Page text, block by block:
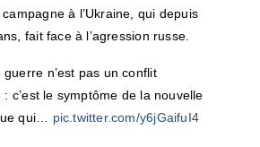
à l’Ukraine, qui depuis
fait face à l’agression russe.
n’est pas un conflit
c’est le symptôme de la nouvelle
qui… pic.twitter.com/y6jGaifuI4